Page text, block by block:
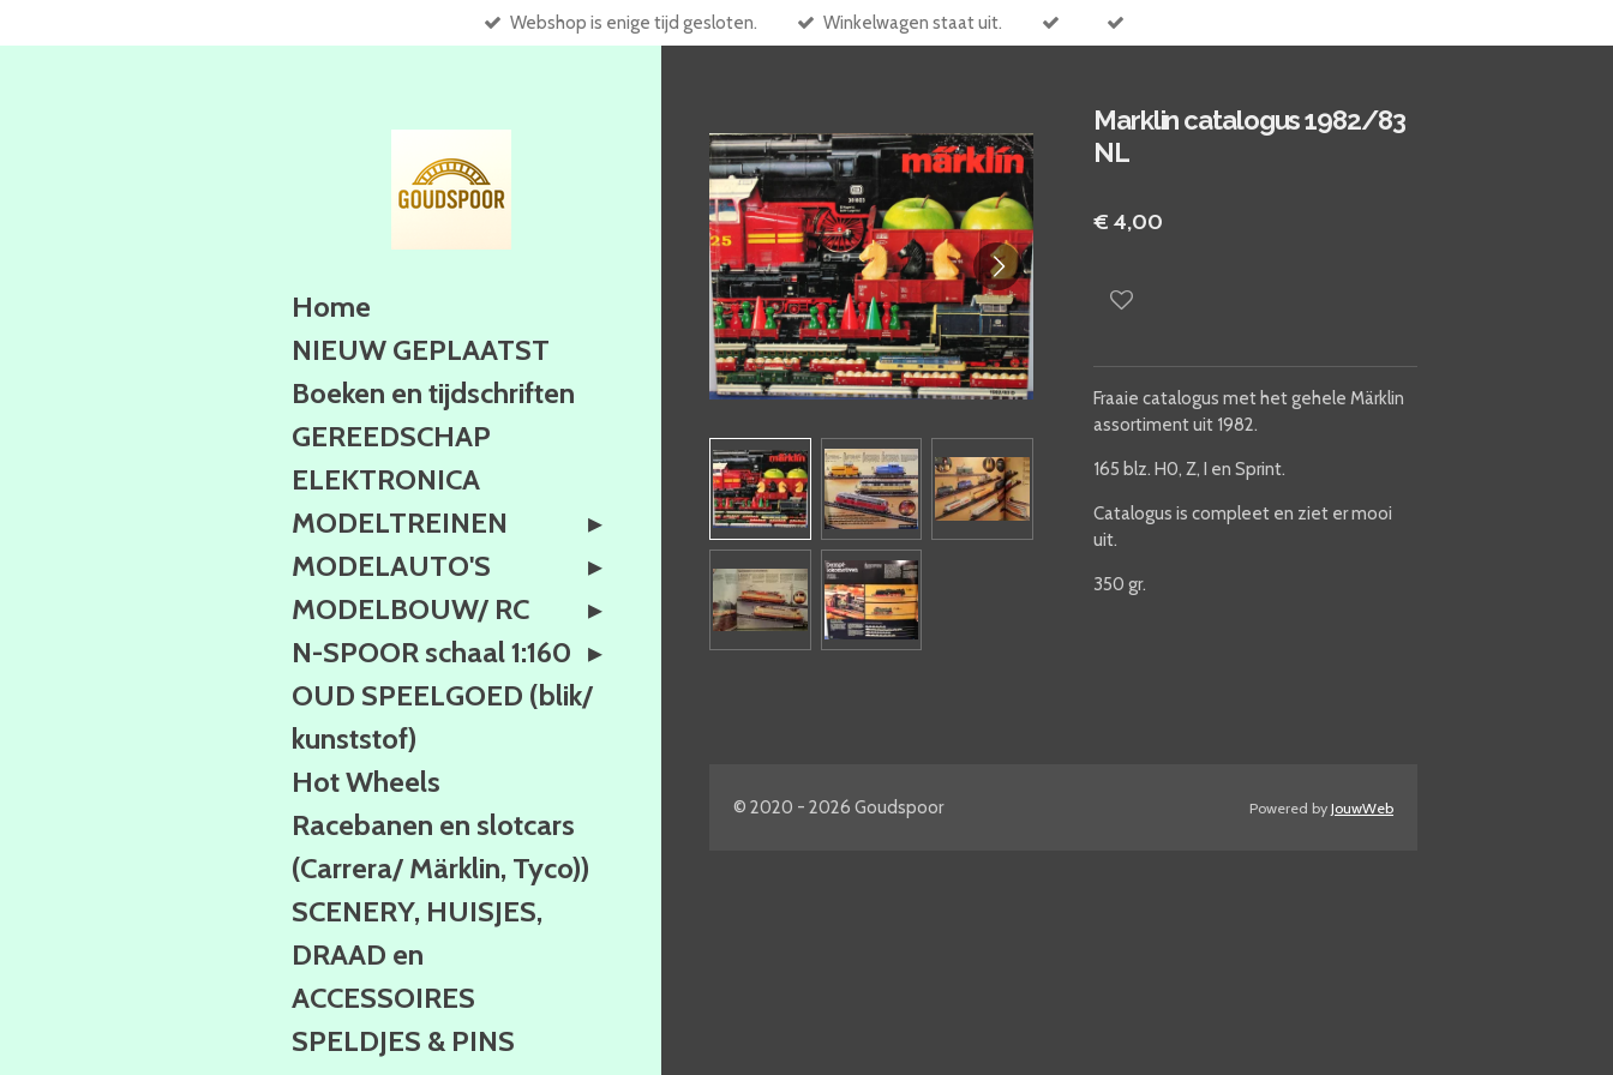
direct
Webshop is enige tijd gesloten. Winkelwagen staat uit.
Marklin catalogus 1982/83
NL
€ 4,00
Fraaie catalogus met het gehele Märklin
assortiment uit 1982.
165 blz. H0, Z, I en Sprint.
Catalogus is compleet en ziet er mooi
uit.
350 gr.
© 2020 - 2026 Goudspoor Powered byJouwWeb
Home
NIEUW GEPLAATST
Boeken en tijdschriften
GEREEDSCHAP
ELEKTRONICA
MODELTREINEN
MODELAUTO'S
MODELBOUW/ RC
N-SPOOR schaal 1:160
OUD SPEELGOED (blik/
kunststof)
Hot Wheels
Racebanen en slotcars
(Carrera/ Märklin, Tyco))
SCENERY, HUISJES,
DRAAD en
ACCESSOIRES
SPELDJES & PINS